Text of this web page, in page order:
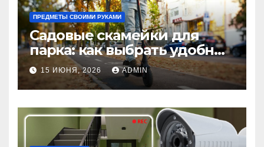
ПРЕДМЕТЫ СВОИМИ РУКАМИ
Садовые скамейки для
парка: как выбрать удобные
и долговечные модели
Madmetal.ru
15 ИЮНЯ, 2026 ADMIN